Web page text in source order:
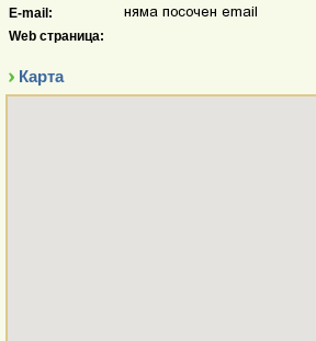
E-mail:
Web страница:
Карта